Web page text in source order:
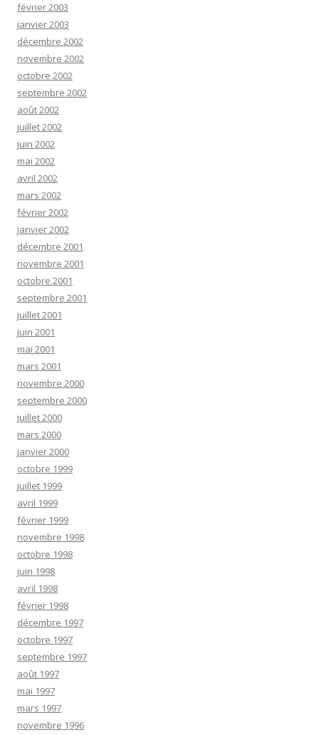
février 2003
janvier 2003
décembre 2002
novembre 2002
octobre 2002
septembre 2002
août 2002
juillet 2002
juin 2002
mai 2002
avril 2002
mars 2002
février 2002
janvier 2002
décembre 2001
novembre 2001
octobre 2001
septembre 2001
juillet 2001
juin 2001
mai 2001
mars 2001
novembre 2000
septembre 2000
juillet 2000
mars 2000
janvier 2000
octobre 1999
juillet 1999
avril 1999
février 1999
novembre 1998
octobre 1998
juin 1998
avril 1998
février 1998
décembre 1997
octobre 1997
septembre 1997
août 1997
mai 1997
mars 1997
novembre 1996